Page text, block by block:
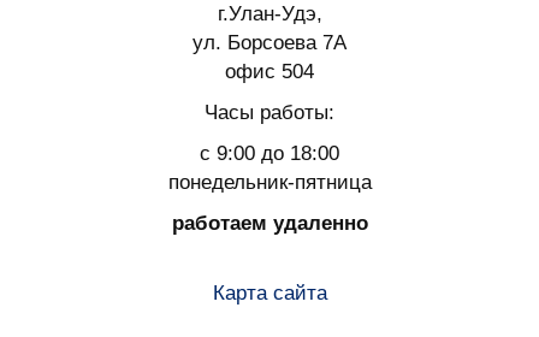
г.Улан-Удэ,
ул. Борсоева 7А
офис 504
Часы работы:
с 9:00 до 18:00
понедельник-пятница
работаем удаленно
Карта сайта